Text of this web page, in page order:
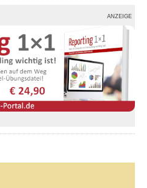
ANZEIGE